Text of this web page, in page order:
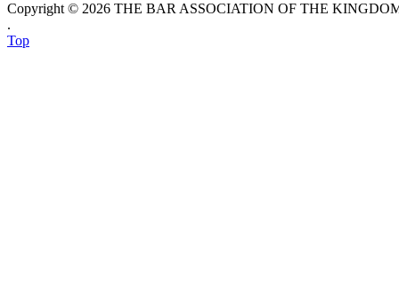
Copyright © 2026 THE BAR ASSOCIATION OF THE
.
Top